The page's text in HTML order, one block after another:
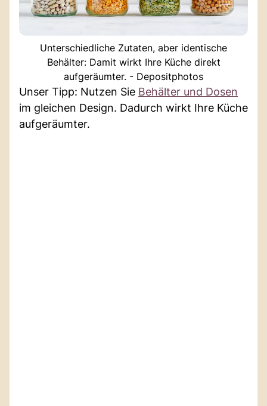
Unterschiedliche Zutaten, aber identische
Behälter: Damit wirkt Ihre Küche direkt
aufgeräumter. - Depositphotos
Unser Tipp: Nutzen Sie Behälter und Dosen
im gleichen Design. Dadurch wirkt Ihre Küche
aufgeräumter.